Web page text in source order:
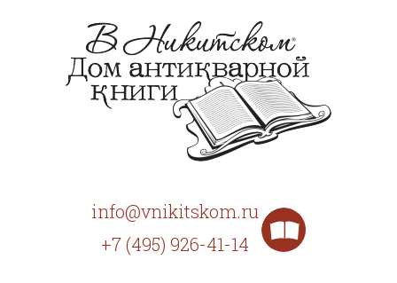
info@vnikitskom.ru
+7 (495) 926-41-14